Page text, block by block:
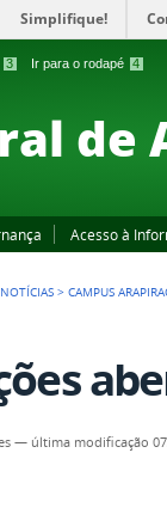
3 Ir para o rodapé 4
Simplifique!
de
Acesso à
NOTÍCIAS >CAMPUS
— última modificação